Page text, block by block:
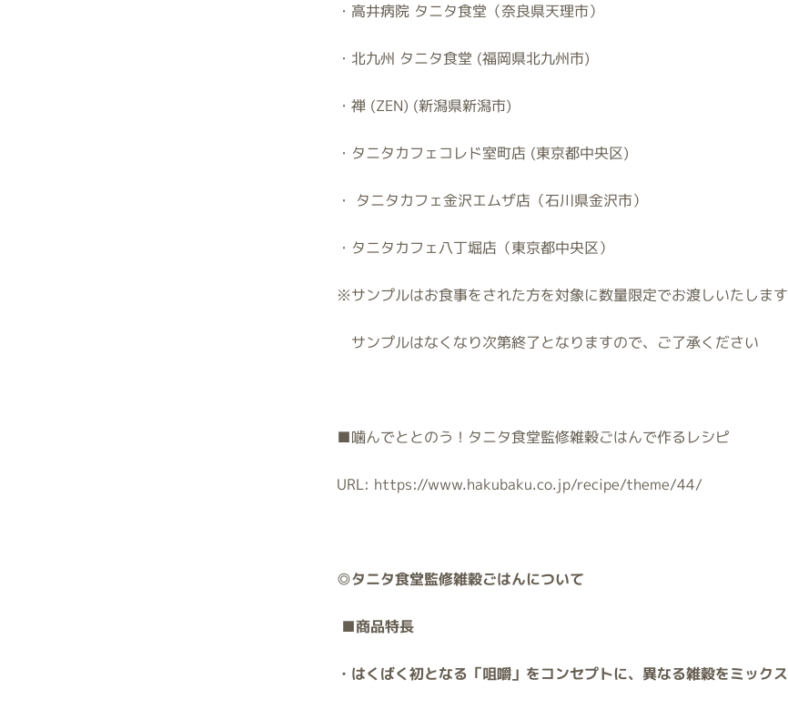
・高井病院 タニタ食堂（奈良県天理市）
・北九州 タニタ食堂 (福岡県北九州市)
・禅 (ZEN) (新潟県新潟市)
・タニタカフェコレド室町店 (東京都中央区)
・ タニタカフェ金沢エムザ店（石川県金沢市）
・タニタカフェ八丁堀店（東京都中央区）
※サンプルはお食事をされた方を対象に数量限定でお渡しいたします
サンプルはなくなり次第終了となりますので、ご了承ください
■噛んでととのう！タニタ食堂監修雑穀ごはんで作るレシピ
URL: https://www.hakubaku.co.jp/recipe/theme/44/
◎タニタ食堂監修雑穀ごはんについて
■商品特長
・はくばく初となる「咀嚼」をコンセプトに、異なる雑穀をミックス